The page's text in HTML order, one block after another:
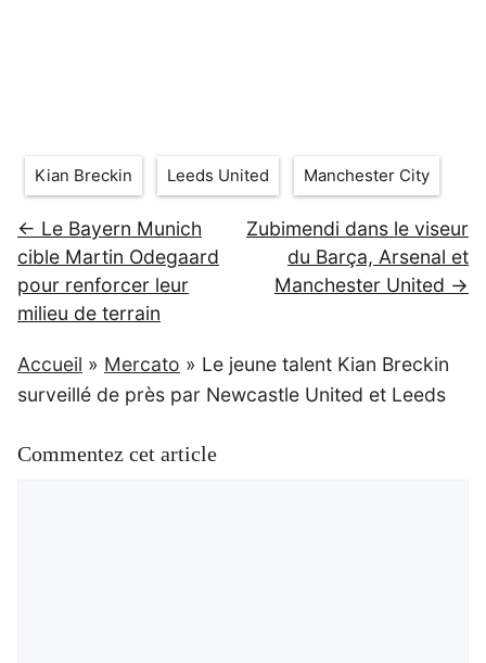
Étiquettes
Kian Breckin
Leeds United Manchester City
← Le Bayern Munich
cible Martin Odegaard
pour renforcer leur
milieu de terrain
Zubimendi dans le viseur
du Barça, Arsenal et
Manchester United →
Accueil » Mercato » Le jeune talent Kian Breckin
surveillé de près par Newcastle United et Leeds
Commentez cet article